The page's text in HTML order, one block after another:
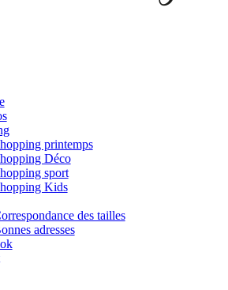
printemps
Déco
sport
Kids
des tailles
adresses